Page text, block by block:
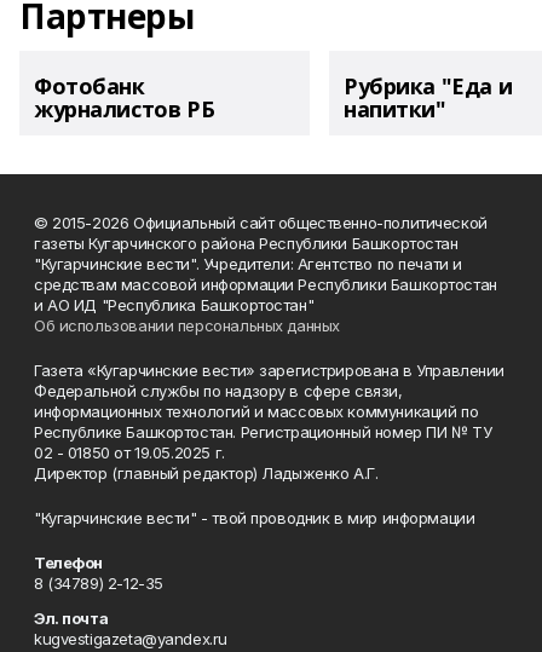
Партнеры
Фотобанк
журналистов РБ
Рубрика "Еда и
напитки"
© 2015-2026 Официальный сайт общественно-политической
газеты Кугарчинского района Республики Башкортостан
"Кугарчинские вести". Учредители: Агентство по печати и
средствам массовой информации Республики Башкортостан
и АО ИД "Республика Башкортостан"
Об использовании персональных данных
Газета «Кугарчинские вести» зарегистрирована в Управлении
Федеральной службы по надзору в сфере связи,
информационных технологий и массовых коммуникаций по
Республике Башкортостан. Регистрационный номер ПИ № ТУ
02 - 01850 от 19.05.2025 г.
Директор (главный редактор) Ладыженко А.Г.
"Кугарчинские вести" - твой проводник в мир информации
Телефон
8 (34789) 2-12-35
Эл. почта
kugvestigazeta@yandex.ru